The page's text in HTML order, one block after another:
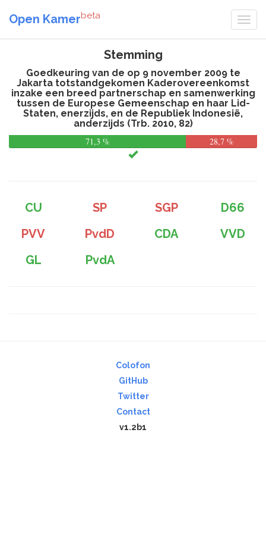
Open Kamerbeta
Stemming
Goedkeuring van de op 9 november 2009 te
Jakarta totstandgekomen Kaderovereenkomst
inzake een breed partnerschap en samenwerking
tussen de Europese Gemeenschap en haar Lid-
Staten, enerzijds, en de Republiek Indonesië,
anderzijds (Trb. 2010, 82)
71,3 %
28,7 %
CU SP SGP
D66
PVV
PvdD CDA
VVD
GL
PvdA
Colofon
GitHub
Twitter
Contact
v1.2b1